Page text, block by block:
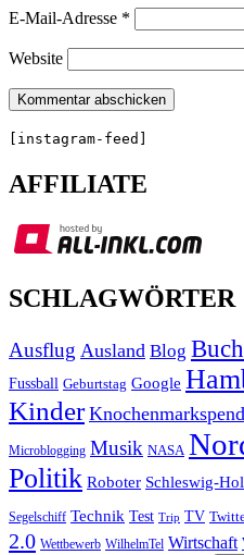
E-Mail-Adresse *
Website
[instagram-feed]
AFFILIATE
SCHLAGWÖRTER
Ausflug Ausland Blog Buch
Fussball Geburtstag Google
Kinder
Microblogging Musik NASA
Politik Roboter Schleswig-
Segelschiff Technik Test Trip TV
2.0 Wettbewerb WilhelmTel Wirtschaft